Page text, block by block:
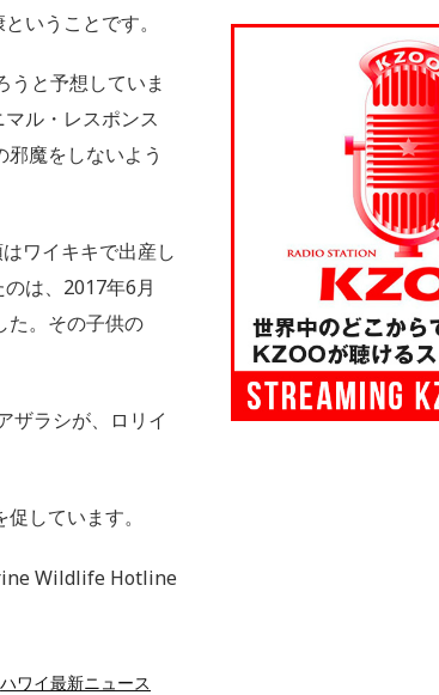
いうことです。
うと予想していま
ル・レスポンス
魔をしないよう
ワイキキで出産し
は、2017年6月
た。その子供の
ザラシが、ロリイ
しています。
Wildlife Hotline
ハワイ最新ニュース